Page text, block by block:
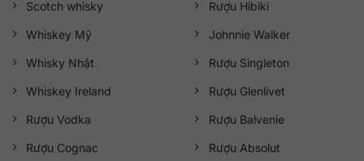
Scotch whisky
Whiskey Mỹ
Whisky Nhật
Whiskey Ireland
Rượu Vodka
Rượu Cognac
Rượu Hibiki
Johnnie Walker
Rượu Singleton
Rượu Glenlivet
Rượu Balvenie
Rượu Absolut